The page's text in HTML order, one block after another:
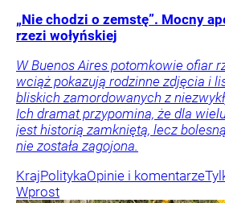
„Nie chodzi o zemstę”. Mocny
rzezi wołyńskiej
W Buenos Aires potomkowie ofiar
wciąż pokazują rodzinne zdjęcia i
bliskich zamordowanych z
Ich dramat przypomina, że dla
jest historią zamkniętą, lecz
nie została zagojona.
KrajPolitykaOpinie i komentarze
Wprost